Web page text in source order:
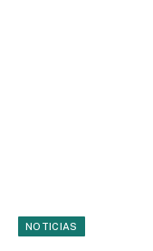
NOTICIAS